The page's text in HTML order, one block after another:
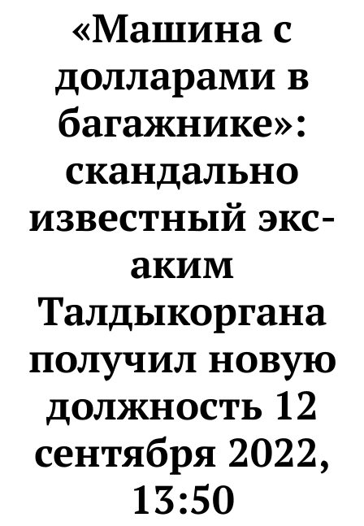
«Машина с
долларами в
багажнике»:
скандально
известный экс-
аким
Талдыкоргана
получил новую
должность 12
сентября 2022,
13:50